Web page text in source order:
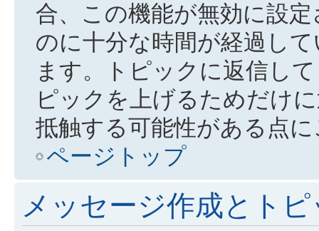
合、この機能が無効に設
のに十分な時間が経過し
ます。トピックに返信し
ピックを上げるためだけ
抵触する可能性がある点
ページトップ
メッセージ作成とト